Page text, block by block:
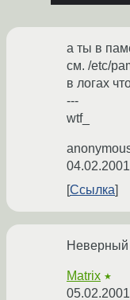
а ты в
см. /etc/
в логах
---
wtf_
Ссылка
Неверный
Matrix ★